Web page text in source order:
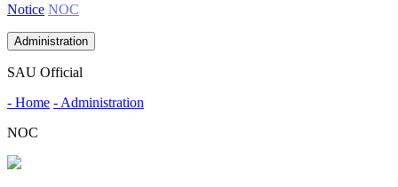
Notice NOC
Administration
SAU Official
- Home - Administration
NOC